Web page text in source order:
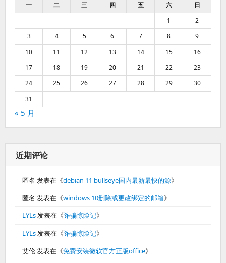
一 二 三 四 五 六
日
1
2
3
4 5 6 7 8
9
10
11 12 13 14 15
16
17
18 19 20 21 22
23
24
25 26 27 28 29
30
31
« 5 月
近期评论
匿名 发表在《debian 11 bullseye国内最新最快的源》
匿名 发表在《windows 10删除或更改绑定的邮箱》
LYLs发表在《诈骗惊险记》
LYLs发表在《诈骗惊险记》
艾伦发表在《免费安装微软官方正版office》